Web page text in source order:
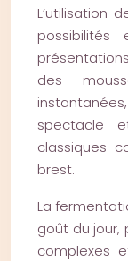
L’utilisation
des
spectacle
classiques
brest.
La
goût du jour,
complexes